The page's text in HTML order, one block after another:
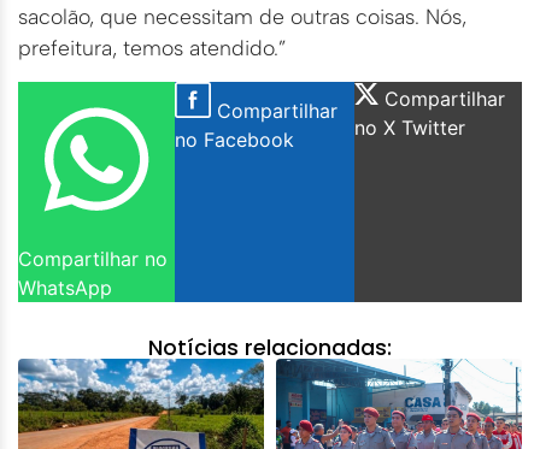
sacolão, que necessitam de outras coisas. Nós,
prefeitura, temos atendido.”
Compartilhar no
WhatsApp
Compartilhar
no Facebook
Compartilhar
no X Twitter
Notícias relacionadas: